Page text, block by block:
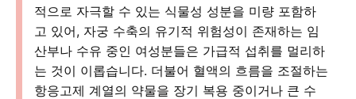
적으로 자극할 수 있는 식물성 성분을 미량 포함하
고 있어, 자궁 수축의 유기적 위험성이 존재하는 임
산부나 수유 중인 여성분들은 가급적 섭취를 멀리하
는 것이 이롭습니다. 더불어 혈액의 흐름을 조절하는
항응고제 계열의 약물을 장기 복용 중이거나 큰 수